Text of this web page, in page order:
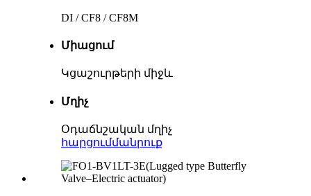
DI / CF8 / CF8M
Միացում
Կցաշուրթերի միջև
Մղիչ
Օդաճնշական մղիչ
հարցումմանրուք